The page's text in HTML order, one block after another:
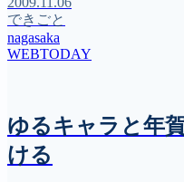
できごと
nagasaka
WEBTODAY
ゆるキャラと年
ける